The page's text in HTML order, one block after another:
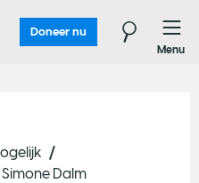
Doneer nu
Menu
Dalm